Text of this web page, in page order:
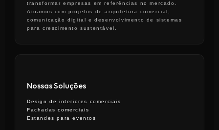
transformar empresas em referências no mercado.
Atuamos com projetos de arquitetura comercial,
comunicação digital e desenvolvimento de sistemas
para crescimento sustentável.
Nossas Soluções
Design de interiores comerciais
Fachadas comerciais
Estandes para eventos